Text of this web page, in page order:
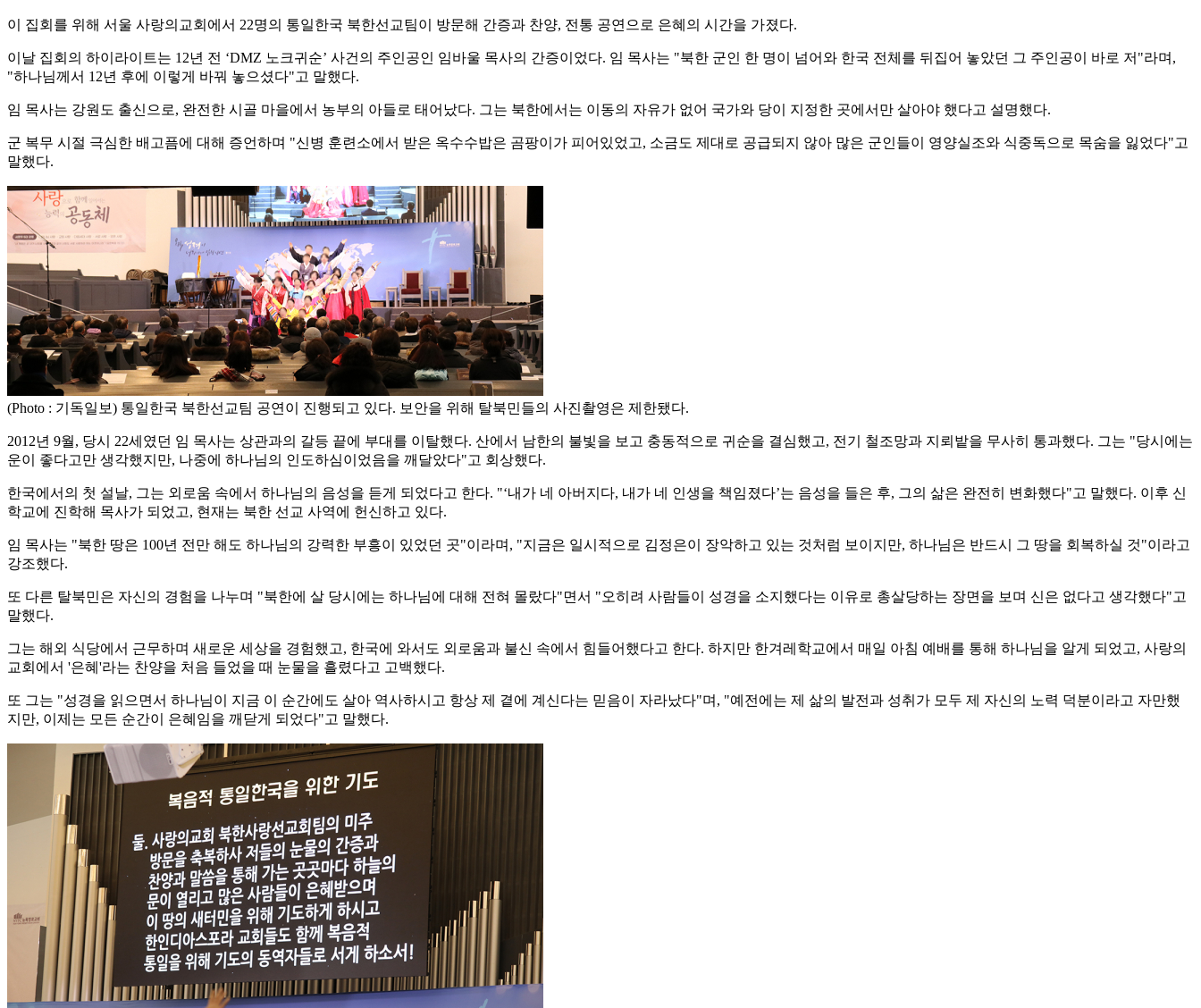
이 집회를 위해 서울 사랑의교회에서 22명의 통일한국 북한선교팀이 방문해 간증과 찬양, 전통 공연으로 은혜의 시간을 가졌다.
이날 집회의 하이라이트는 12년 전 ‘DMZ 노크귀순’ 사건의 주인공인 임바울 목사의 간증이었다. 임 목사는 "북한 군인 한 명이 넘어와 한국 전체를 뒤집어 놓았던 그 주인공이 바로 저"라며,
"하나님께서 12년 후에 이렇게 바꿔 놓으셨다"고 말했다.
임 목사는 강원도 출신으로, 완전한 시골 마을에서 농부의 아들로 태어났다. 그는 북한에서는 이동의 자유가 없어 국가와 당이 지정한 곳에서만 살아야 했다고 설명했다.
군 복무 시절 극심한 배고픔에 대해 증언하며 "신병 훈련소에서 받은 옥수수밥은 곰팡이가 피어있었고, 소금도 제대로 공급되지 않아 많은 군인들이 영양실조와 식중독으로 목숨을 잃었다"고
말했다.
(Photo : 기독일보) 통일한국 북한선교팀 공연이 진행되고 있다. 보안을 위해 탈북민들의 사진촬영은 제한됐다.
2012년 9월, 당시 22세였던 임 목사는 상관과의 갈등 끝에 부대를 이탈했다. 산에서 남한의 불빛을 보고 충동적으로 귀순을 결심했고, 전기 철조망과 지뢰밭을 무사히 통과했다. 그는 "당시에는
운이 좋다고만 생각했지만, 나중에 하나님의 인도하심이었음을 깨달았다"고 회상했다.
한국에서의 첫 설날, 그는 외로움 속에서 하나님의 음성을 듣게 되었다고 한다. "‘내가 네 아버지다, 내가 네 인생을 책임졌다’는 음성을 들은 후, 그의 삶은 완전히 변화했다"고 말했다. 이후 신
학교에 진학해 목사가 되었고, 현재는 북한 선교 사역에 헌신하고 있다.
임 목사는 "북한 땅은 100년 전만 해도 하나님의 강력한 부흥이 있었던 곳"이라며, "지금은 일시적으로 김정은이 장악하고 있는 것처럼 보이지만, 하나님은 반드시 그 땅을 회복하실 것"이라고
강조했다.
또 다른 탈북민은 자신의 경험을 나누며 "북한에 살 당시에는 하나님에 대해 전혀 몰랐다"면서 "오히려 사람들이 성경을 소지했다는 이유로 총살당하는 장면을 보며 신은 없다고 생각했다"고
말했다.
그는 해외 식당에서 근무하며 새로운 세상을 경험했고, 한국에 와서도 외로움과 불신 속에서 힘들어했다고 한다. 하지만 한겨레학교에서 매일 아침 예배를 통해 하나님을 알게 되었고, 사랑의
교회에서 '은혜'라는 찬양을 처음 들었을 때 눈물을 흘렸다고 고백했다.
또 그는 "성경을 읽으면서 하나님이 지금 이 순간에도 살아 역사하시고 항상 제 곁에 계신다는 믿음이 자라났다"며, "예전에는 제 삶의 발전과 성취가 모두 제 자신의 노력 덕분이라고 자만했
지만, 이제는 모든 순간이 은혜임을 깨닫게 되었다"고 말했다.